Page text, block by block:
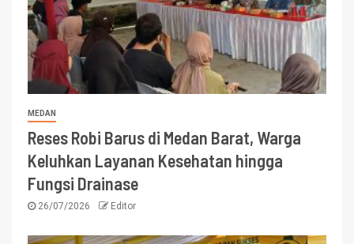
MEDAN
Reses Robi Barus di Medan Barat, Warga
Keluhkan Layanan Kesehatan hingga
Fungsi Drainase
26/07/2026 Editor